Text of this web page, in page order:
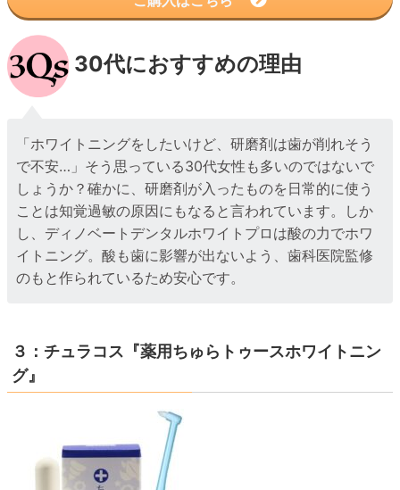
30代におすすめの理由
「ホワイトニングをしたいけど、研磨剤は歯が削れそう
で不安…」そう思っている30代女性も多いのではないで
しょうか？確かに、研磨剤が入ったものを日常的に使う
ことは知覚過敏の原因にもなると言われています。しか
し、ディノベートデンタルホワイトプロは酸の力でホワ
イトニング。酸も歯に影響が出ないよう、歯科医院監修
のもと作られているため安心です。
３：チュラコス『薬用ちゅらトゥースホワイトニン
グ』